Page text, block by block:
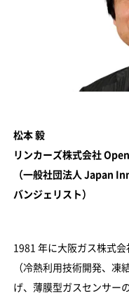
松本 毅
リンカーズ株式会社
（一般社団法人 Japan
バンジェリスト）
1981 年に大阪ガス株式
（冷熱利用技術開発、凍
げ、薄膜型ガスセンサー